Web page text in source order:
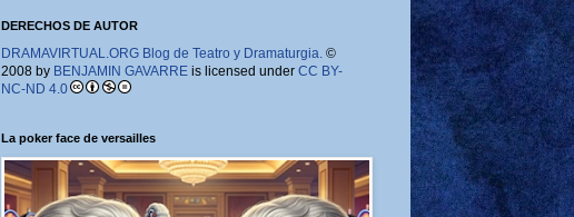
DERECHOS DE AUTOR
DRAMAVIRTUAL.ORG Blog de Teatro y Dramaturgia. ©
2008 by BENJAMIN GAVARREis licensed under CC BY-
NC-ND 4.0
La poker face de versailles